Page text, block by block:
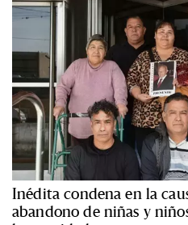
Inédita condena en la
abandono de niñas y